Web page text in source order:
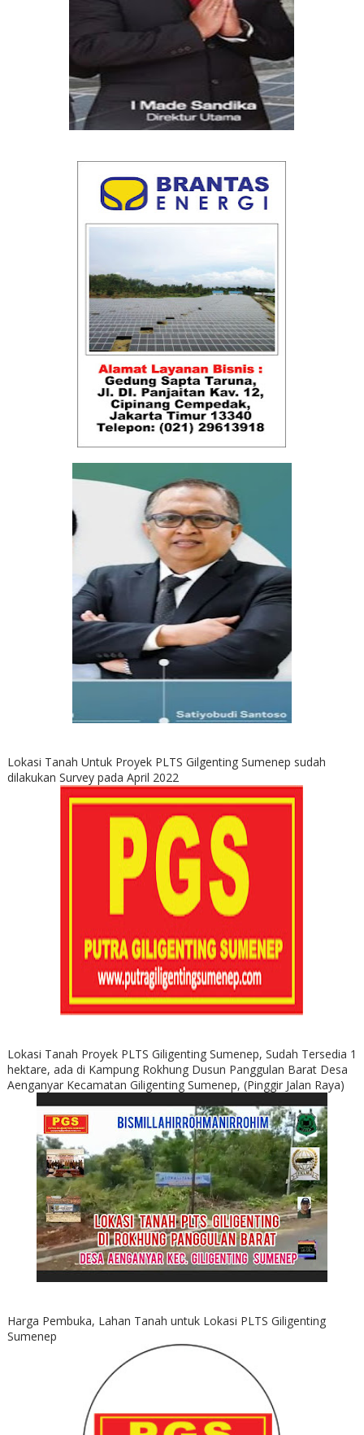
Lokasi Tanah Untuk Proyek PLTS Gilgenting Sumenep sudah
dilakukan Survey pada April 2022
Lokasi Tanah Proyek PLTS Giligenting Sumenep, Sudah Tersedia 1
hektare, ada di Kampung Rokhung Dusun Panggulan Barat Desa
Aenganyar Kecamatan Giligenting Sumenep, (Pinggir Jalan Raya)
Harga Pembuka, Lahan Tanah untuk Lokasi PLTS Giligenting
Sumenep